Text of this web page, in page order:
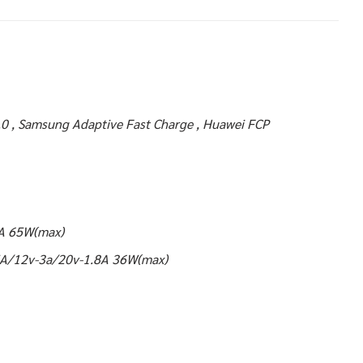
Samsung Adaptive Fast Charge , Huawei FCP
65W(max)
12v-3a/20v-1.8A 36W(max)